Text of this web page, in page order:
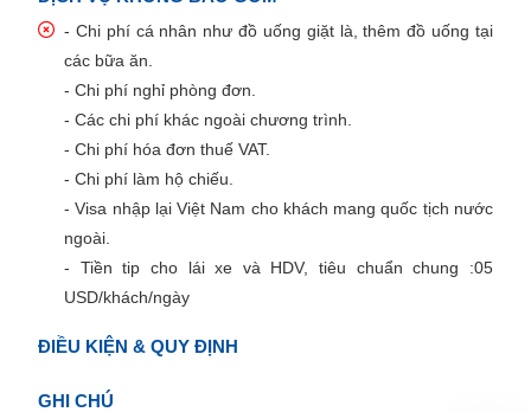
- Chi phí cá nhân như đồ uống giặt là, thêm đồ uống tại
các bữa ăn.
- Chi phí nghỉ phòng đơn.
- Các chi phí khác ngoài chương trình.
- Chi phí hóa đơn thuế VAT.
- Chi phí làm hộ chiếu.
- Visa nhập lại Việt Nam cho khách mang quốc tịch nước
ngoài.
- Tiền tip cho lái xe và HDV, tiêu chuẩn chung :05
USD/khách/ngày
ĐIỀU KIỆN & QUY ĐỊNH
GHI CHÚ